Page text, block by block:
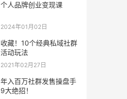
个人品牌创业变现课
2024年01月02日
收藏！10个经典私域社群
活动玩法
2021年02月27日
年入百万社群发售操盘手
9大绝招！